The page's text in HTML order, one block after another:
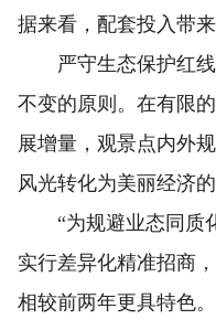
据来看，配套投入带
严守生态保护红线
不变的原则。在有限
展增量，观景点内外
风光转化为美丽经济的
“为规避业态同质
实行差异化精准招商
相较前两年更具特色